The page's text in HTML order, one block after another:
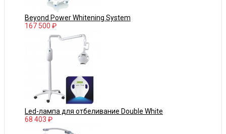
Beyond Power Whitening System
167 500 ₽
Led-лампа для отбеливание Double White
68 403 ₽